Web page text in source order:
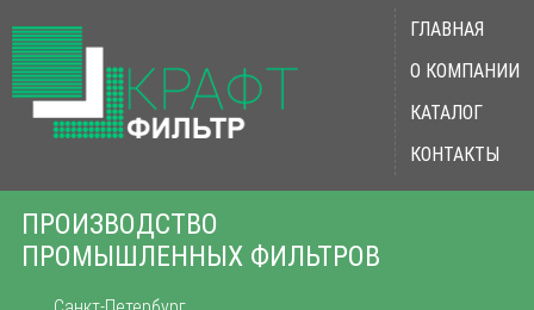
ПРОИЗВОДСТВО
ПРОМЫШЛЕННЫХ ФИЛЬТРОВ
ГЛАВНАЯ
О КОМПАНИИ
КАТАЛОГ
КОНТАКТЫ